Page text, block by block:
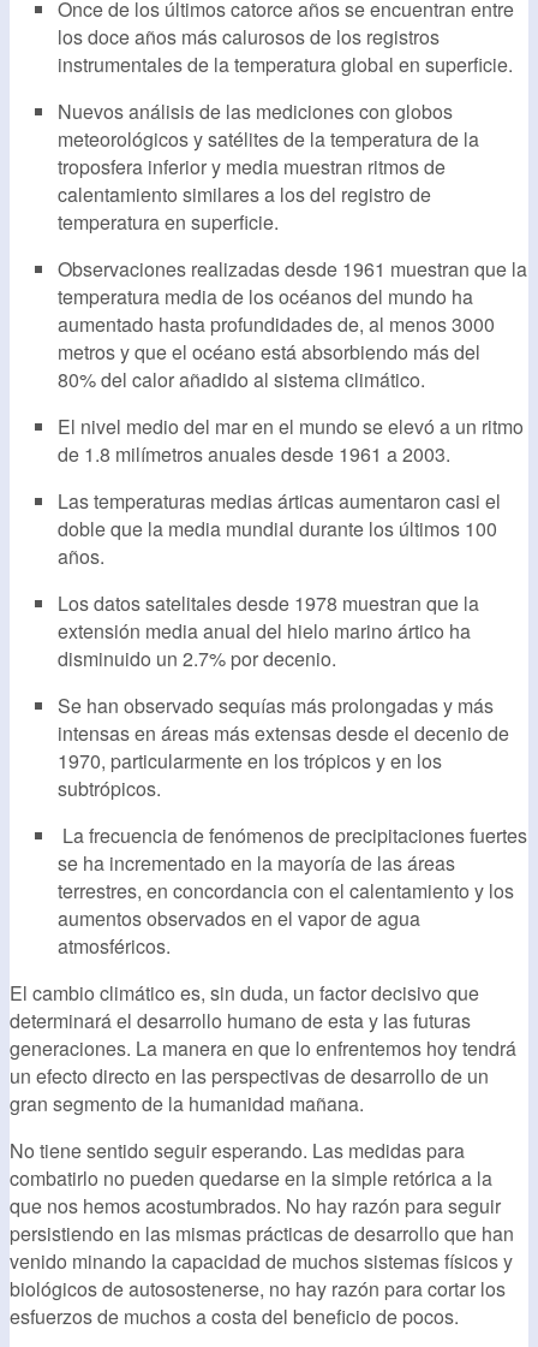
Once de los últimos catorce años se encuentran entre
los doce años más calurosos de los registros
instrumentales de la temperatura global en superficie.
Nuevos análisis de las mediciones con globos
meteorológicos y satélites de la temperatura de la
troposfera inferior y media muestran ritmos de
calentamiento similares a los del registro de
temperatura en superficie.
Observaciones realizadas desde 1961 muestran que la
temperatura media de los océanos del mundo ha
aumentado hasta profundidades de, al menos 3000
metros y que el océano está absorbiendo más del
80% del calor añadido al sistema climático.
El nivel medio del mar en el mundo se elevó a un ritmo
de 1.8 milímetros anuales desde 1961 a 2003.
Las temperaturas medias árticas aumentaron casi el
doble que la media mundial durante los últimos 100
años.
Los datos satelitales desde 1978 muestran que la
extensión media anual del hielo marino ártico ha
disminuido un 2.7% por decenio.
Se han observado sequías más prolongadas y más
intensas en áreas más extensas desde el decenio de
1970, particularmente en los trópicos y en los
subtrópicos.
La frecuencia de fenómenos de precipitaciones fuertes
se ha incrementado en la mayoría de las áreas
terrestres, en concordancia con el calentamiento y los
aumentos observados en el vapor de agua
atmosféricos.
El cambio climático es, sin duda, un factor decisivo que
determinará el desarrollo humano de esta y las futuras
generaciones. La manera en que lo enfrentemos hoy tendrá
un efecto directo en las perspectivas de desarrollo de un
gran segmento de la humanidad mañana.
No tiene sentido seguir esperando. Las medidas para
combatirlo no pueden quedarse en la simple retórica a la
que nos hemos acostumbrados. No hay razón para seguir
persistiendo en las mismas prácticas de desarrollo que han
venido minando la capacidad de muchos sistemas físicos y
biológicos de autosostenerse, no hay razón para cortar los
esfuerzos de muchos a costa del beneficio de pocos.